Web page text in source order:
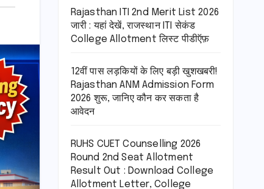
Rajasthan ITI 2nd Merit List 2026
जारी : यहां देखें, राजस्थान ITI सेकंड
College Allotment लिस्ट पीडीऍफ़
12वीं पास लड़कियों के लिए बड़ी खुशखबरी!
Rajasthan ANM Admission Form
2026 शुरू, जानिए कौन कर सकता है
आवेदन
RUHS CUET Counselling 2026
Round 2nd Seat Allotment
Result Out : Download College
Allotment Letter, College